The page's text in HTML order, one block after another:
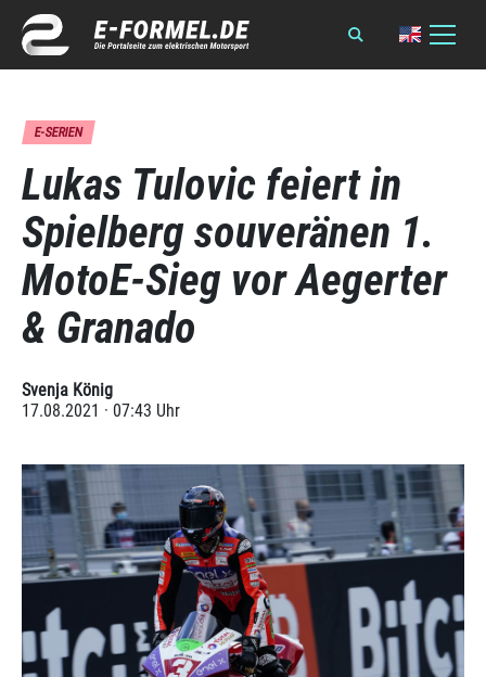
E-SERIEN
Lukas Tulovic feiert in
Spielberg souveränen 1.
MotoE-Sieg vor Aegerter
& Granado
Svenja König
17.08.2021 · 07:43 Uhr